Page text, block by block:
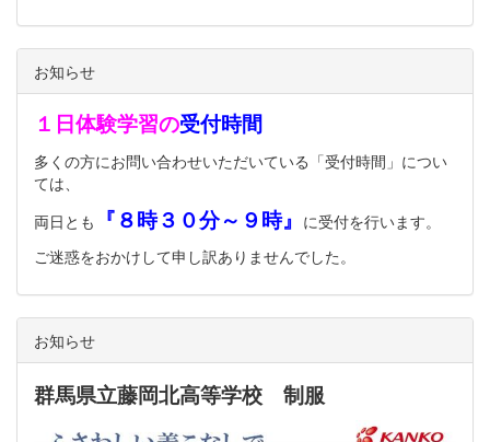
お知らせ
１日体験学習の受付時間
多くの方にお問い合わせいただいている「受付時間」につい
ては、
両日とも
『８時３０分～９時』 に受付を行います。
ご迷惑をおかけして申し訳ありませんでした。
お知らせ
群馬県立藤岡北高等学校 制服